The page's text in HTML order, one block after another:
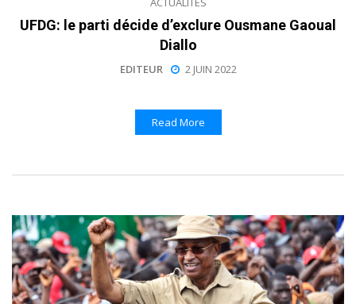
UFDG: le parti décide d’exclure Ousmane Gaoual
Diallo
EDITEUR 2 JUIN 2022
Read More